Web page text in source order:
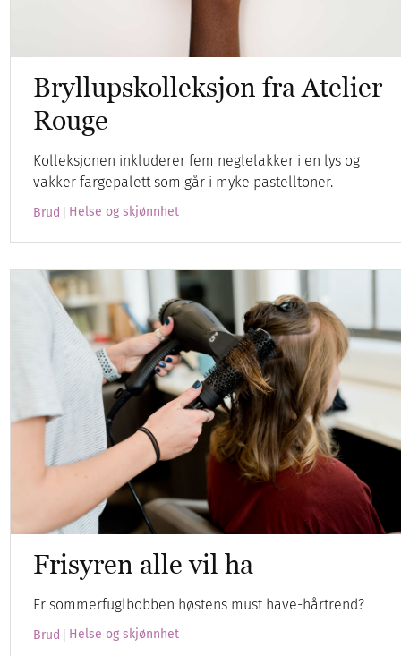
Bryllupskolleksjon fra Atelier
Rouge
Kolleksjonen inkluderer fem neglelakker i en lys og
vakker fargepalett som går i myke pastelltoner.
Brud Helse og skjønnhet
Frisyren alle vil ha
Er sommerfuglbobben høstens must have-hårtrend?
Brud Helse og skjønnhet